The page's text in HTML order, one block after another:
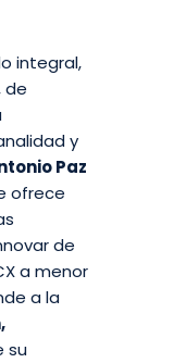
integral,
de
y
Paz
ofrece
de
a menor
a la
su